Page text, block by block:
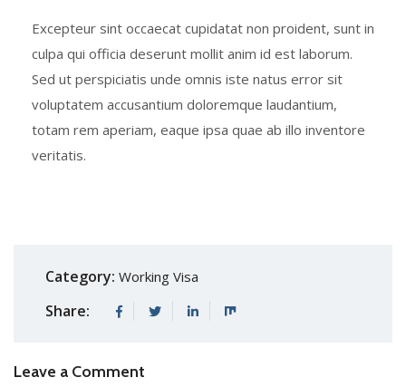
Excepteur sint occaecat cupidatat non proident, sunt in
culpa qui officia deserunt mollit anim id est laborum.
Sed ut perspiciatis unde omnis iste natus error sit
voluptatem accusantium doloremque laudantium,
totam rem aperiam, eaque ipsa quae ab illo inventore
veritatis.
Category: Working Visa
Share:
Leave a Comment